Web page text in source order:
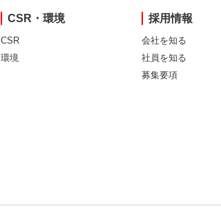
CSR・環境
CSR
環境
採用情報
会社を知る
社員を知る
募集要項